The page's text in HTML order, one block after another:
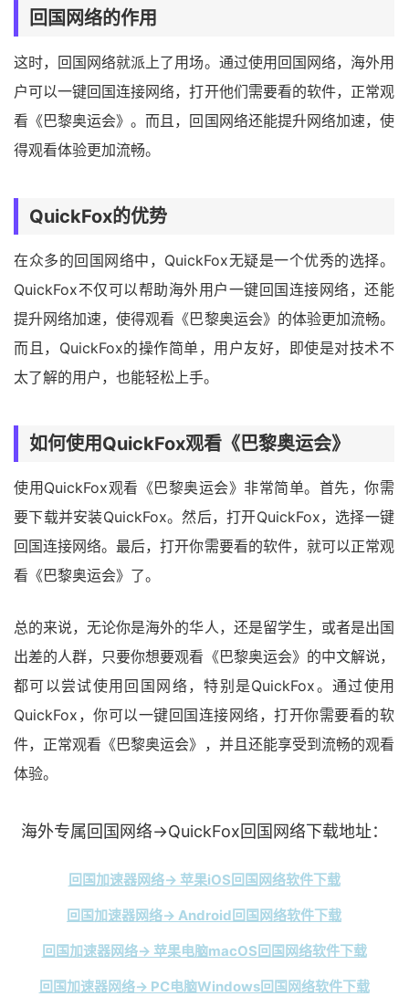
回国网络的作用
这时，回国网络就派上了用场。通过使用回国网络，海外用
户可以一键回国连接网络，打开他们需要看的软件，正常观
看《巴黎奥运会》。而且，回国网络还能提升网络加速，使
得观看体验更加流畅。
QuickFox的优势
在众多的回国网络中，QuickFox无疑是一个优秀的选择。
QuickFox不仅可以帮助海外用户一键回国连接网络，还能
提升网络加速，使得观看《巴黎奥运会》的体验更加流畅。
而且，QuickFox的操作简单，用户友好，即使是对技术不
太了解的用户，也能轻松上手。
如何使用QuickFox观看《巴黎奥运会》
使用QuickFox观看《巴黎奥运会》非常简单。首先，你需
要下载并安装QuickFox。然后，打开QuickFox，选择一键
回国连接网络。最后，打开你需要看的软件，就可以正常观
看《巴黎奥运会》了。
总的来说，无论你是海外的华人，还是留学生，或者是出国
出差的人群，只要你想要观看《巴黎奥运会》的中文解说，
都可以尝试使用回国网络，特别是QuickFox。通过使用
QuickFox，你可以一键回国连接网络，打开你需要看的软
件，正常观看《巴黎奥运会》，并且还能享受到流畅的观看
体验。
海外专属回国网络→QuickFox回国网络下载地址：
回国加速器网络→ 苹果iOS回国网络软件下载
回国加速器网络→ Android回国网络软件下载
回国加速器网络→ 苹果电脑macOS回国网络软件下载
回国加速器网络→ PC电脑Windows回国网络软件下载